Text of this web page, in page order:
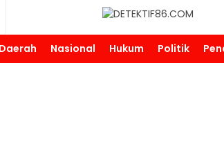
Daerah Nasional Hukum Politik